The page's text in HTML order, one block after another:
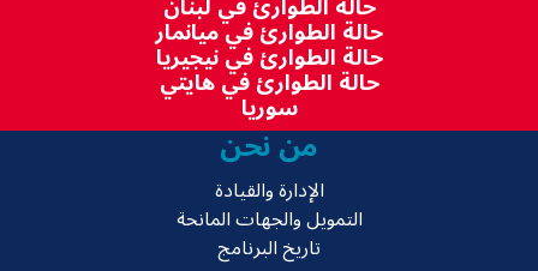
حالة الطوارئ في ميانمار
حالة الطوارئ في نيجيريا
حالة الطوارئ في هايتي
سوريا
من نحن
الإدارة والقيادة
التمويل والجهات المانحة
تاريخ البرنامج